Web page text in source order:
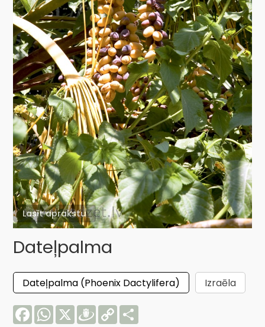
Lasīt aprakstu
Dateļpalma
Dateļpalma (Phoenix Dactylifera)
Izraēla
FacebookWhatsApp
X Draugiem
Copy
Link